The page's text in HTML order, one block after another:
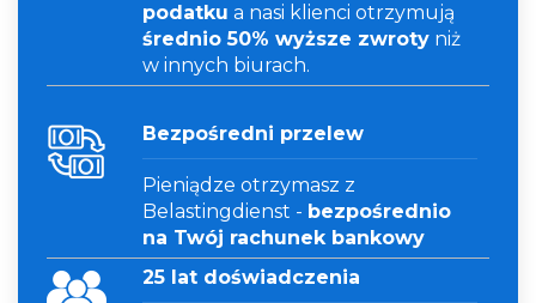
podatku a nasi klienci otrzymują
średnio 50% wyższe zwroty niż
w innych biurach.
Bezpośredni przelew
Pieniądze otrzymasz z
Belastingdienst - bezpośrednio
na Twój rachunek bankowy
25 lat doświadczenia